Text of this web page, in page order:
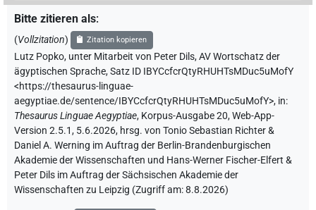
Bitte zitieren als:
(Vollzitation) Zitation kopieren
Lutz Popko, unter Mitarbeit von Peter Dils,AV Wortschatz der
ägyptischen Sprache,Satz ID IBYCcfcrQtyRHUHTsMDuc5uMofY
<https://thesaurus-linguae-
aegyptiae.de/sentence/IBYCcfcrQtyRHUHTsMDuc5uMofY>, in:
Thesaurus Linguae Aegyptiae, Korpus-Ausgabe 20, Web-App-
Version 2.5.1, 5.6.2026, hrsg. von Tonio Sebastian Richter &
Daniel A. Werning im Auftrag der Berlin-Brandenburgischen
Akademie der Wissenschaften und Hans-Werner Fischer-Elfert &
Peter Dils im Auftrag der Sächsischen Akademie der
Wissenschaften zu Leipzig (Zugriff am:8.8.2026)